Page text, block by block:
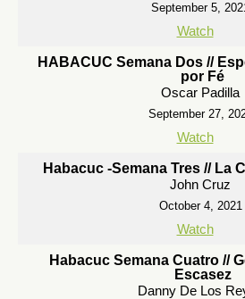
September 5,
Watch
HABACUC Semana Dos //
por Fé
Oscar Padilla
September 27,
Watch
Habacuc -Semana Tres // La
John Cruz
October 4, 2021
Watch
Habacuc Semana Cuatro //
Escasez
Danny De Los